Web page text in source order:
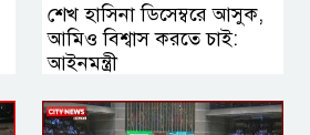
শেখ হাসিনা ডিসেম্বরে আসুক,
আমিও বিশ্বাস করতে চাই:
আইনমন্ত্রী